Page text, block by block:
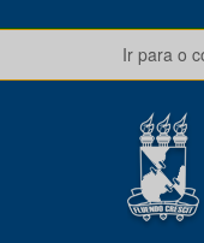
Ir para o